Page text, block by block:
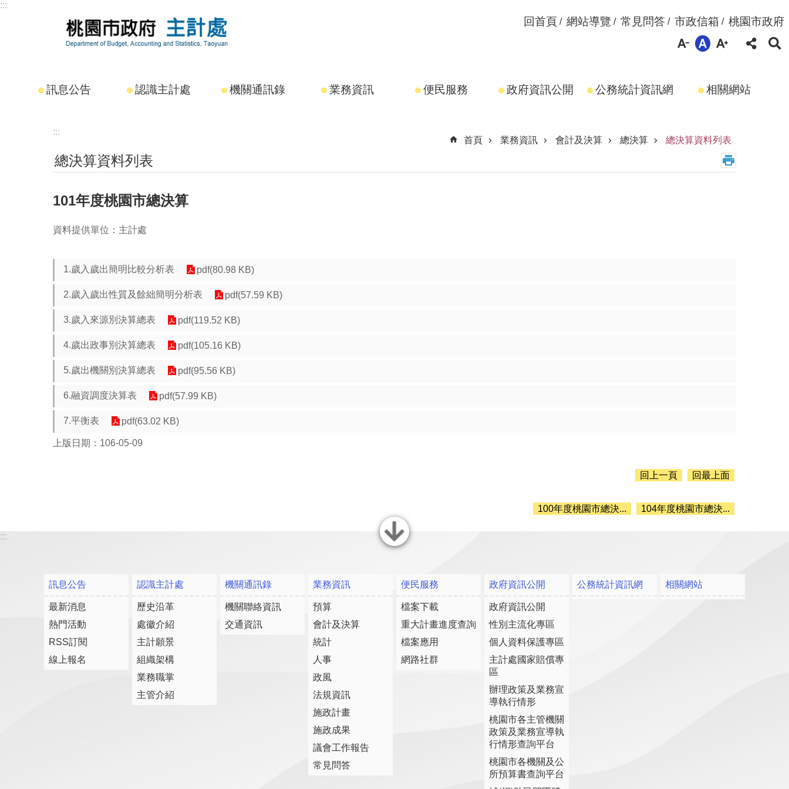
跳到主要內容區塊
:::
回首頁 網站導覽 常見問答 市政信箱 桃園市政府
訊息公告 認識主計處 機關通訊錄 業務資訊 便民服務 政府資訊公開 公務統計資訊網 相關網站
:::
首頁
業務資訊 會計及決算 總決算 總決算資料列表
總決算資料列表
101年度桃園市總決算
資料提供單位：主計處
1.歲入歲出簡明比較分析表 pdf(80.98 KB)
2.歲入歲出性質及餘絀簡明分析表 pdf(57.59 KB)
3.歲入來源別決算總表 pdf(119.52 KB)
4.歲出政事別決算總表 pdf(105.16 KB)
5.歲出機關別決算總表 pdf(95.56 KB)
6.融資調度決算表 pdf(57.99 KB)
7.平衡表 pdf(63.02 KB)
上版日期：106-05-09
回上一頁 回最上面
100年度桃園市總決... 104年度桃園市總決...
關閉
:::
訊息公告
最新消息
熱門活動
RSS訂閱
線上報名
認識主計處
歷史沿革
處徽介紹
主計願景
組織架構
業務職掌
主管介紹
機關通訊錄
機關聯絡資訊
交通資訊
業務資訊
預算
會計及決算
統計
人事
政風
法規資訊
施政計畫
施政成果
議會工作報告
常見問答
便民服務
檔案下載
重大計畫進度查詢
檔案應用
網路社群
政府資訊公開
政府資訊公開
性別主流化專區
個人資料保護專區
主計處國家賠償專
區
辦理政策及業務宣
導執行情形
桃園市各主管機關
政策及業務宣導執
行情形查詢平台
桃園市各機關及公
所預算書查詢平台
公務統計資訊網 相關網站